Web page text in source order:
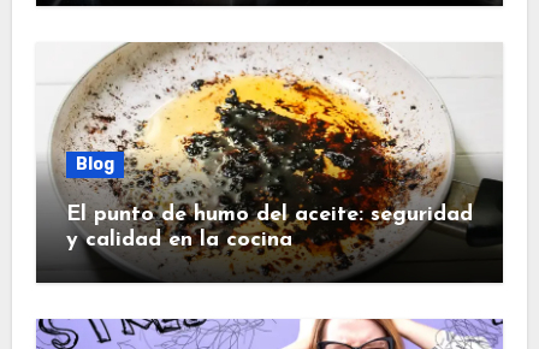
Blog
El punto de humo del aceite: seguridad
y calidad en la cocina